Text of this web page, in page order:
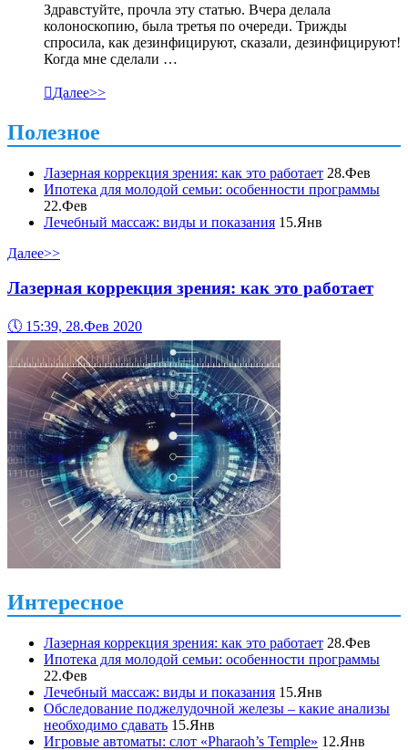
Здравстуйте, прочла эту статью. Вчера делала
колоноскопию, была третья по очереди. Трижды
спросила, как дезинфицируют, сказали, дезинфицируют!
Когда мне сделали …
Далее>>
Полезное
Лазерная коррекция зрения: как это работает 28.Фев
Ипотека для молодой семьи: особенности программы
22.Фев
Лечебный массаж: виды и показания 15.Янв
Далее>>
Лазерная коррекция зрения: как это работает
🕔 15:39, 28.Фев 2020
Интересное
Лазерная коррекция зрения: как это работает 28.Фев
Ипотека для молодой семьи: особенности программы
22.Фев
Лечебный массаж: виды и показания 15.Янв
Обследование поджелудочной железы – какие анализы
необходимо сдавать 15.Янв
Игровые автоматы: слот «Pharaoh’s Temple» 12.Янв